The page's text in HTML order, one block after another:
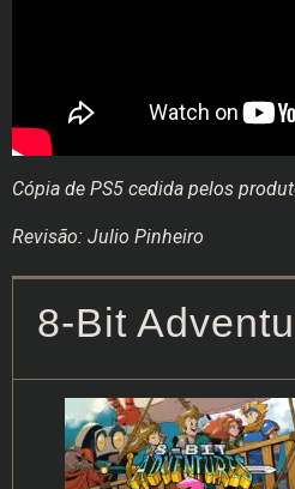
Cópia de PS5 cedida pelos
Revisão: Julio Pinheiro
8-Bit